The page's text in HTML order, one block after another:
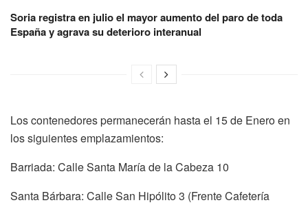
Soria registra en julio el mayor aumento del paro de toda
España y agrava su deterioro interanual
Los contenedores permanecerán hasta el 15 de Enero en
los siguientes emplazamientos:
Barriada: Calle Santa María de la Cabeza 10
Santa Bárbara: Calle San Hipólito 3 (Frente Cafetería